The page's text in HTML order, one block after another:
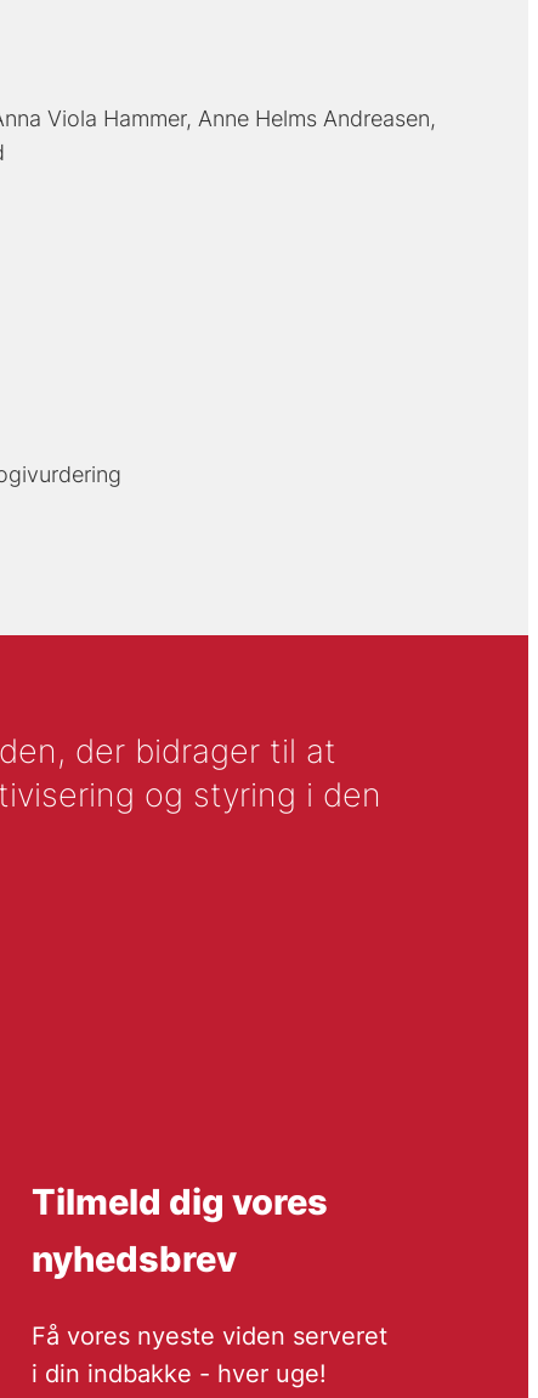
Viola Hammer Anne Helms Andreasen
der bidrager til at
og styring i den
Tilmeld dig vores
nyhedsbrev
Få vores nyeste viden serveret
i din indbakke - hver uge!